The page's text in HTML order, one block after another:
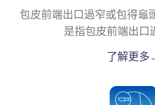
包皮前端出口過窄或包得龜
是指包皮前端出口
了解更多